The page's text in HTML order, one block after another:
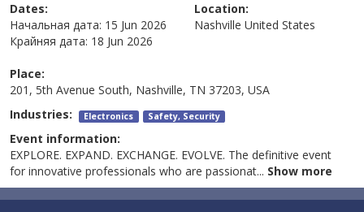
Dates:
Начальная дата: 15 Jun 2026
Крайняя дата: 18 Jun 2026
Location:
Nashville United States
Place:
201, 5th Avenue South, Nashville, TN 37203, USA
Industries: Electronics Safety, Security
Event information:
EXPLORE. EXPAND. EXCHANGE. EVOLVE. The definitive event
for innovative professionals who are passionat... Show more